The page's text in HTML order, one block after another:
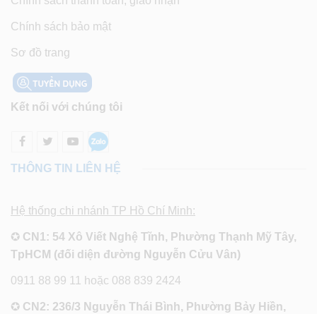
Chính sách bảo mật
Sơ đồ trang
Kết nối với chúng tôi
THÔNG TIN LIÊN HỆ
Hệ thống chi nhánh TP Hồ Chí Minh:
✪ CN1: 54 Xô Viết Nghệ Tĩnh, Phường Thạnh Mỹ Tây,
TpHCM (đối diện đường Nguyễn Cửu Vân)
0911 88 99 11 hoặc 088 839 2424
✪ CN2: 236/3 Nguyễn Thái Bình, Phường Bảy Hiền,